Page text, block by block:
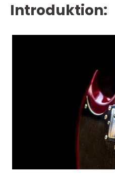
Introduktion: